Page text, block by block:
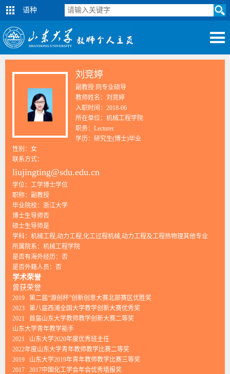
语种
刘竞婷
副教授 同专业硕导
教师姓名：刘竞婷
入职时间：2018-06
所在单位：机械工程学院
职务：Lecturer
学历：研究生(博士)毕业
性别：女
联系方式：
liujingting@sdu.edu.cn
学位：工学博士学位
职称：副教授
毕业院校：浙江大学
博士生导师否
硕士生导师是
学科：机械工程,动力工程,化工过程机械,动力工程及工程热物理其他专业
所属院系：机械工程学院
是否有海外经历：否
是否外籍人员：否
学术荣誉
曾获荣誉
2019 第二届“源创杯”创新创意大赛北部赛区优胜奖
2023 第八届西浦全国大学教学创新大赛优秀奖
2021 首届山东大学教师教学创新大赛二等奖
山东大学青年教学能手
2021 山东大学2020年度优秀班主任
2022年度山东大学青年教师教学比赛二等奖
2019 山东大学2019年青年教师教学比赛三等奖
2017 2017中国化工学会年会优秀墙报奖